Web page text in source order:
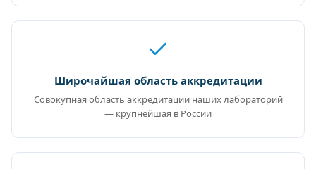
Широчайшая область аккредитации
Совокупная область аккредитации наших лабораторий
— крупнейшая в России